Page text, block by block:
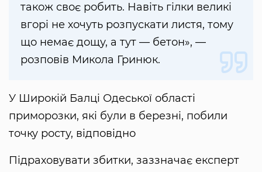
також своє робить. Навіть гілки великі
вгорі не хочуть розпускати листя, тому
що немає дощу, а тут — бетон», —
розповів Микола Гринюк.
У Широкій Балці Одеської області
приморозки, які були в березні, побили
точку росту, відповідно
Підраховувати збитки, заззначає експерт